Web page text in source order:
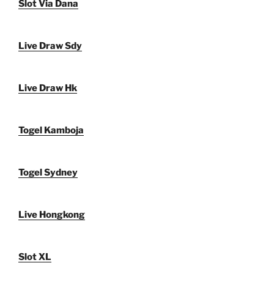
Slot Via Dana
Live Draw Sdy
Live Draw Hk
Togel Kamboja
Togel Sydney
Live Hongkong
Slot XL